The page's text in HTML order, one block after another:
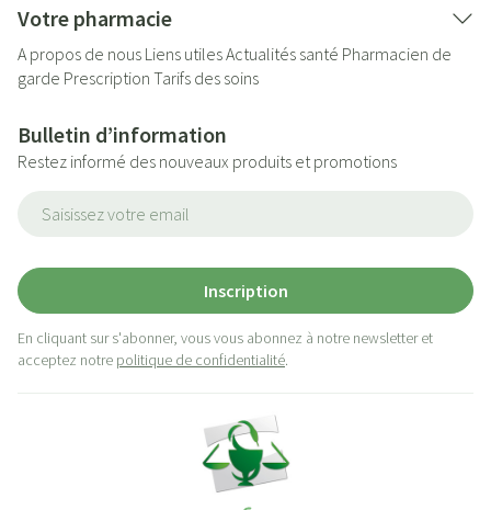
Votre pharmacie
A propos de nous Liens utilesActualités santé Pharmacien de
garde Prescription Tarifs des soins
Bulletin d’information
Restez informé des nouveaux produits et promotions
Inscription
En cliquant sur s'abonner, vous vous abonnez à notre newsletter et
acceptez notre politique de confidentialité.